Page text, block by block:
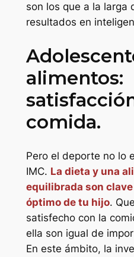
son los que a la larga
resultados en
alimentos:
comida.
Pero el deporte no lo
IMC. La dieta y una
equilibrada son
óptimo de tu hijo.
satisfecho con la
ella son igual de
En este ámbito, la